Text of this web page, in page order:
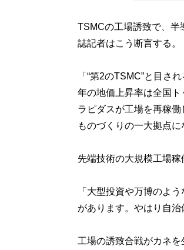
TSMCの工場誘致で、
誌記者はこう断言する。
「“第2のTSMC”と目さ
年の地価上昇率は全国ト
ラピダスが工場を再稼
ものづくりの一大拠点に
先端技術の大規模工場稼
「大型投資や万博のよ
があります。やはり自治
工場の誘致合戦がカネを